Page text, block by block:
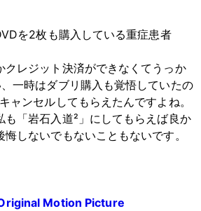
を2枚も購入している重症患者
クレジット決済ができなくてうっか
一時はダブリ購入も覚悟していたの
ャンセルしてもらえたんですよね。
も「岩石入道²」にしてもらえば良か
しないでもないこともないです。
Motion Picture